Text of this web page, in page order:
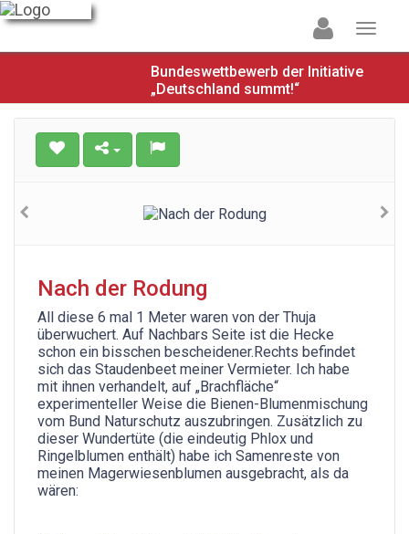
Bundeswettbewerb der Initiative
„Deutschland summt!“
Nach der Rodung
All diese 6 mal 1 Meter waren von der Thuja
überwuchert. Auf Nachbars Seite ist die Hecke
schon ein bisschen bescheidener.Rechts befindet
sich das Staudenbeet meiner Vermieter. Ich habe
mit ihnen verhandelt, auf „Brachfläche“
experimenteller Weise die Bienen-Blumenmischung
vom Bund Naturschutz auszubringen. Zusätzlich zu
dieser Wundertüte (die eindeutig Phlox und
Ringelblumen enthält) habe ich Samenreste von
meinen Magerwiesenblumen ausgebracht, als da
wären: